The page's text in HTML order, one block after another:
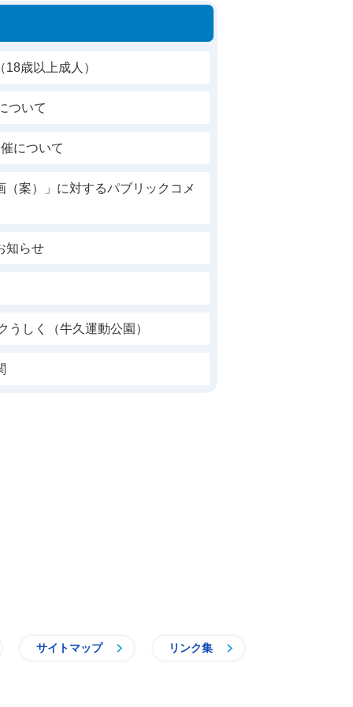
歳以上成人）
ついて
について
案）」に対するパブリックコメ
知らせ
うしく（牛久運動公園）
サイトマップ リンク集